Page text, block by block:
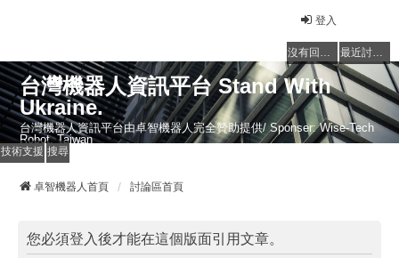
登入
沒有回覆的主題 最近討論的主題
台灣機器人資訊平台 Stand With
Ukraine.
台灣機器人資訊平台由卓智機器人完全贊助提供/ Sponser: Wise-Tech
Robot, Taiwan
技術支援 搜尋
卓智機器人首頁 討論區首頁
您必須登入後才能在這個版面引用文章。